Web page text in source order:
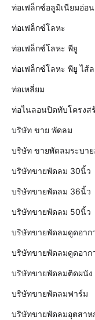
ท่อเฟล็กซ์อลูมิเนียมอ่อน
ท่อเฟล็กซ์โลหะ
ท่อเฟล็กซ์โลหะ พียู
ท่อเฟล็กซ์โลหะ พียู ไส้
ท่อเหลี่ยม
ท่อไนลอนปิดทับโครงส
บริษัท ขาย พัดลม
บริษัท ขายพัดลมระบาย
บริษัทขายพัดลม 30นิ้ว
บริษัทขายพัดลม 36นิ้ว
บริษัทขายพัดลม 50นิ้ว
บริษัทขายพัดลมดูดอาก
บริษัทขายพัดลมดูดอาก
บริษัทขายพัดลมติดผนัง
บริษัทขายพัดลมฟาร์ม
บริษัทขายพัดลมอุตสาห